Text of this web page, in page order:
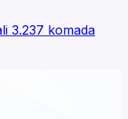
3.237 komada